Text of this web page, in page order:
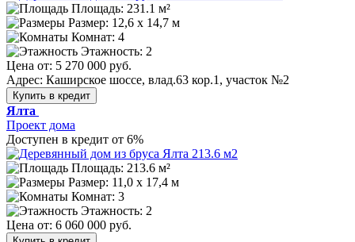
Площадь: 231.1 м²
Размер: 12,6 х 14,7 м
Комнат: 4
Этажность: 2
Цена от: 5 270 000 руб.
Адрес: Каширское шоссе, влад.63 кор.1, участок №2
Купить в кредит
Ялта
Проект дома
Доступен в кредит от 6%
Площадь: 213.6 м²
Размер: 11,0 х 17,4 м
Комнат: 3
Этажность: 2
Цена от: 6 060 000 руб.